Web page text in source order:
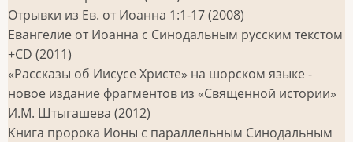
Отрывки из Ев. от Иоанна 1:1-17 (2008)
Евангелие от Иоанна с Синодальным русским текстом
+СD (2011)
«Рассказы об Иисусе Христе» на шорском языке -
новое издание фрагментов из «Священной истории»
И.М. Штыгашева (2012)
Книга пророка Ионы с параллельным Синодальным